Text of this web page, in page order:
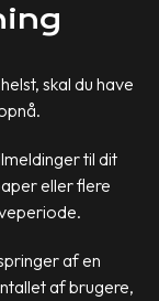
skal du have
til dit
eller flere
af en
af brugere,